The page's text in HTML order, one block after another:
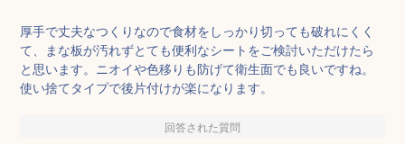
厚手で丈夫なつくりなので食材をしっかり切っても破れにくく
て、まな板が汚れずとても便利なシートをご検討いただけたら
と思います。ニオイや色移りも防げて衛生面でも良いですね。
使い捨てタイプで後片付けが楽になります。
回答された質問